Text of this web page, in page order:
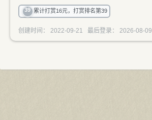
39 累计打赏16元，打赏排名第39
创建时间： 2022-09-21 最后登录： 2026-08-09